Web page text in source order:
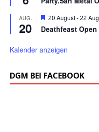
r
o
r
h
e
n
AUG.
20
H
r
o
e
h
20 August-22
Deathfeast Open
Kalender anzeigen
DGM BEI FACEBOOK